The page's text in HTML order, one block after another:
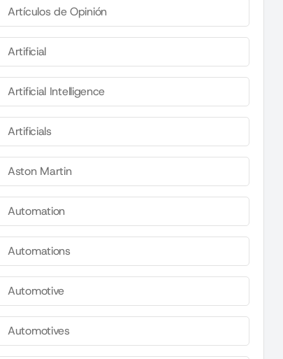
Artículos de Opinión
Artificial
Artificial Intelligence
Artificials
Aston Martin
Automation
Automations
Automotive
Automotives